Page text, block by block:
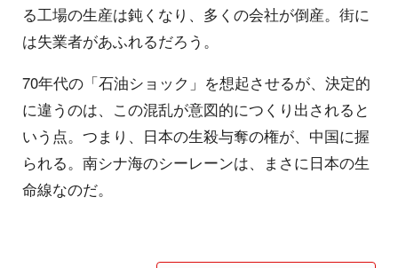
る工場の生産は鈍くなり、多くの会社が倒産。街に
は失業者があふれるだろう。
70年代の「石油ショック」を想起させるが、決定的
に違うのは、この混乱が意図的につくり出されると
いう点。つまり、日本の生殺与奪の権が、中国に握
られる。南シナ海のシーレーンは、まさに日本の生
命線なのだ。